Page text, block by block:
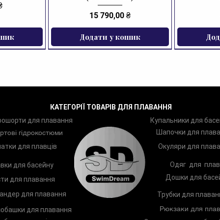
Ціна
15 790,00 ₴
Додати у кошик
КАТЕГОРІЇ ТОВАРІВ ДЛЯ ПЛАВАННЯ
для плавання
гідрокостюми
для плавців
Купальники для
Шапочки для
Окуляри для
для басейну
для плавання
Одяг для
Дошки для
для плавання
для плавання
Трубки для
Рюкзаки для